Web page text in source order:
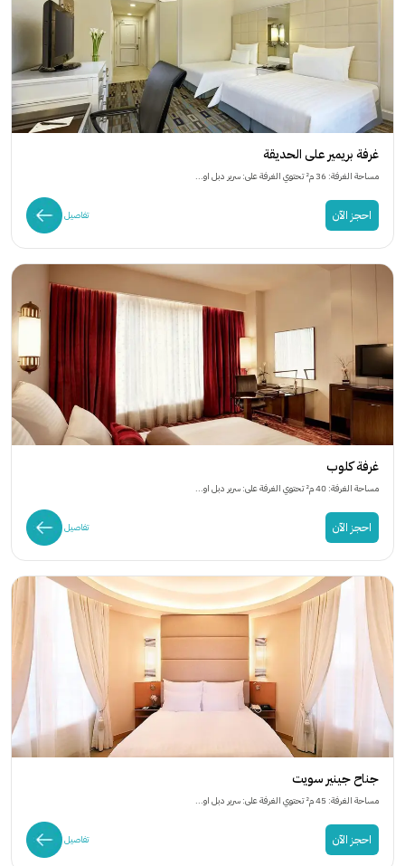
غرفة بريمير على الحديقة
مساحة الغرفة: 36 م² تحتوي الغرفة على: سرير دبل او...
احجز الآن تفاصيل
غرفة كلوب
مساحة الغرفة: 40 م² تحتوي الغرفة على: سرير دبل او...
احجز الآن تفاصيل
جناح جينير سويت
مساحة الغرفة: 45 م² تحتوي الغرفة على: سرير دبل او...
احجز الآن تفاصيل